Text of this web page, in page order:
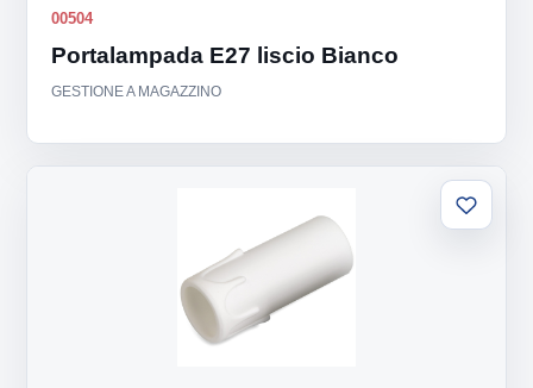
00504
Portalampada E27 liscio Bianco
GESTIONE A MAGAZZINO
Aggiungi
alla